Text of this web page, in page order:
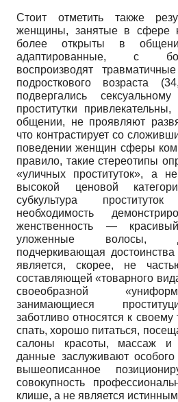
Стоит отметить также
женщины, занятые в сфере
более открыты в
адаптированные, с
воспроизводят
подросткового возраста
подвергались
проститутки
общении, не проявляют
что контрастирует со
поведении женщин сферы
правило, такие стереотипы
«уличных проституток», а
высокой ценовой
субкультура
необходимость
женственность —
уложенные волосы,
подчеркивающая
является, скорее, не
составляющей «товарного
своеобразной
занимающиеся
заботливо относятся к своему
спать, хорошо питаться,
салоны красоты, массаж и
данные заслуживают
вышеописанное
совокупность
клише, а не является